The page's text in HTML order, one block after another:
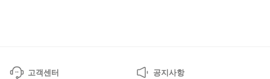
고객센터 공지사항